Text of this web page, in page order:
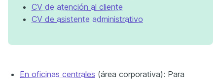
CV de atención al cliente
CV de asistente administrativo
En oficinas centrales (área corporativa): Para